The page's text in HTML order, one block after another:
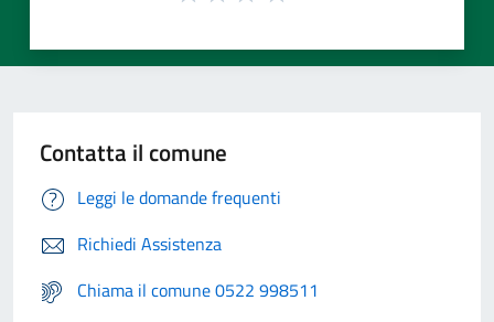
Contatta il comune
Leggi le domande frequenti
Richiedi Assistenza
Chiama il comune 0522 998511